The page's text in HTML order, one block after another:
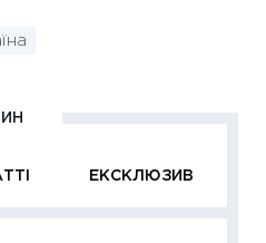
ЕКСКЛЮЗИВ